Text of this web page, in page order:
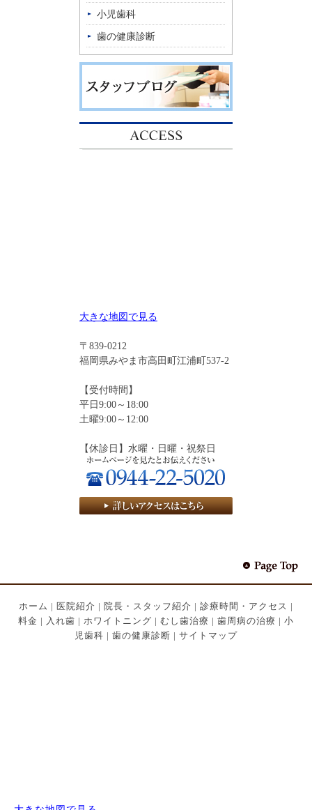
小児歯科
歯の健康診断
大きな地図で見る
〒839-0212
福岡県みやま市高田町江浦町537-2
【受付時間】
平日9:00～18:00
土曜9:00～12:00
【休診日】水曜・日曜・祝祭日
ホーム | 医院紹介 | 院長・スタッフ紹介 | 診療時間・アクセス |
料金 | 入れ歯 | ホワイトニング | むし歯治療 | 歯周病の治療 | 小
児歯科 | 歯の健康診断 | サイトマップ